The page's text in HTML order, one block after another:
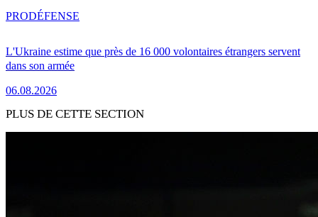
L'Ukraine estime que près de 16 000 volontaires étrangers servent
dans son armée
06.08.2026
PRODÉFENSE
PLUS DE CETTE SECTION